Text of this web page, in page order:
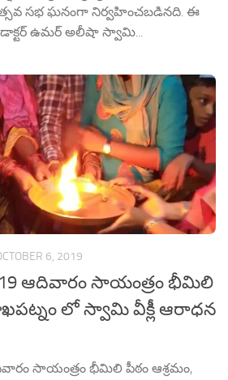
సభ ఘనంగా నిర్వహించబడినది. ఈ
ఉమర్ అలీషా స్వామి...
6, 2019
ఆదివారం సాయంత్రం భీమిలి
లో స్వామి వీక్లీ ఆరాధన
సాయంత్రం భీమిలి పీఠం ఆశ్రమం,